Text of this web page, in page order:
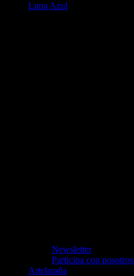
Luna Azul
Newsletter
Participa con nosotros
Artelaraña